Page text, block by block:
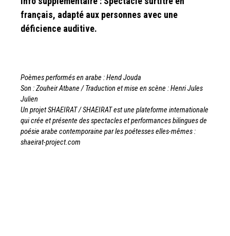
français, adapté aux personnes avec une
déficience auditive.
Poèmes performés en arabe : Hend Jouda
Son : Zouheir Atbane /Traduction et mise en scène : Henri Jules
Julien
Un projet SHAEIRAT /SHAEIRAT est une plateforme internationale
qui crée et présente des spectacles et performances bilingues de
poésie arabe contemporaine par les poétesses elles-mêmes :
shaeirat-project.com